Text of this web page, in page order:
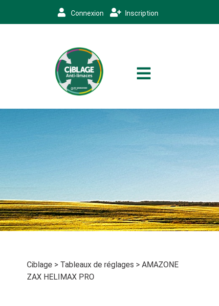
Connexion Inscription
Ciblage > Tableaux de réglages > AMAZONE
ZAX HELIMAX PRO